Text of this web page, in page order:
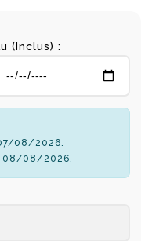
(Inclus) :
08/2026.
08/08/2026.